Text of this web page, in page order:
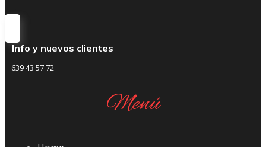
Info y nuevos clientes
639 43 57 72
Menú